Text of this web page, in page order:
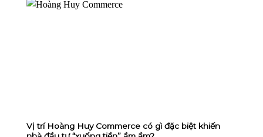
Vị trí Hoàng Huy Commerce có gì đặc biệt khiến